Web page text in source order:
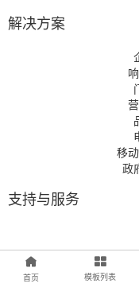
首页 模板列表
解决方案
移
政
支持与服务